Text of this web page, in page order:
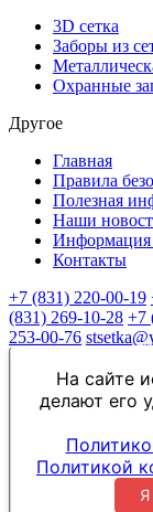
3D сетка
Заборы из
Охранные
Другое
Главная
Правила
Полезная
Наши
Информация
Контакты
+7 (831) 220-00-19
(831) 269-10-28 +7
253-00-76
На сайте
делают его
Политикой
Я